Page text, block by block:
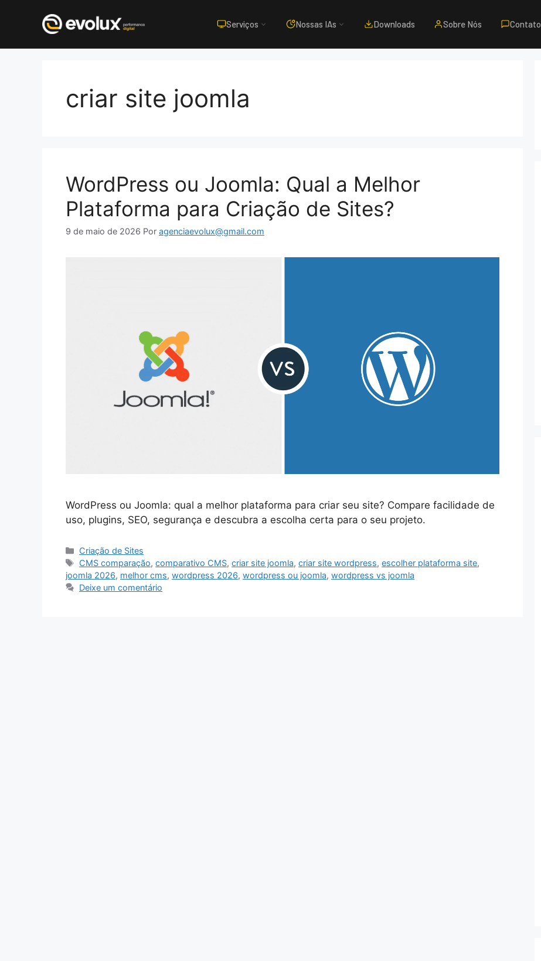
Serviços Nossas IAs Downloads Sobre Nós Contato
criar site joomla
WordPress ou Joomla: Qual a Melhor
Plataforma para Criação de Sites?
9 de maio de 2026 Por agenciaevolux@gmail.com
WordPress ou Joomla: qual a melhor plataforma para criar seu site? Compare facilidade de
uso, plugins, SEO, segurança e descubra a escolha certa para o seu projeto.
Categorias
Criação de Sites
Tags
CMS comparação,comparativo CMS,criar site joomla,criar site wordpress,escolher plataforma site,
joomla 2026, melhor cms, wordpress 2026, wordpress ou joomla, wordpress vs joomla
Deixe um comentário